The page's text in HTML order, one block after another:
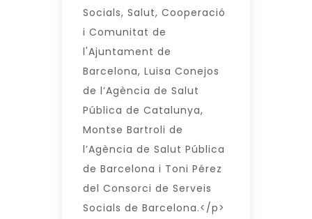
Socials, Salut, Cooperació
i Comunitat de
l'Ajuntament de
Barcelona, Luisa Conejos
de l’Agència de Salut
Pública de Catalunya,
Montse Bartroli de
l’Agència de Salut Pública
de Barcelona i Toni Pérez
del Consorci de Serveis
Socials de Barcelona.</p>